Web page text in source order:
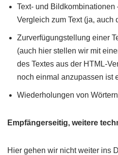
Text- und
Vergleich zum Text (ja, auch
Zurverfügungstellung einer
(auch hier stellen wir mit
des Textes aus der HTML-
noch einmal anzupassen ist
Wiederholungen von
Empfängerseitig, weitere
Hier gehen wir nicht weiter ins